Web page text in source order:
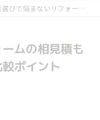
まないリフォームの相見積もり適正社数と失敗しない比較ポイント
ムの相見積も
ポイント